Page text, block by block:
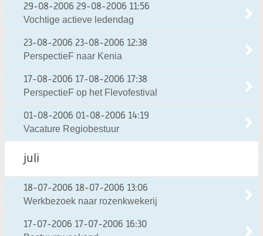
29-08-2006 29-08-2006 11:56
Vochtige actieve ledendag
23-08-2006 23-08-2006 12:38
PerspectieF naar Kenia
17-08-2006 17-08-2006 17:38
PerspectieF op het Flevofestival
01-08-2006 01-08-2006 14:19
Vacature Regiobestuur
juli
18-07-2006 18-07-2006 13:06
Werkbezoek naar rozenkwekerij
17-07-2006 17-07-2006 16:30